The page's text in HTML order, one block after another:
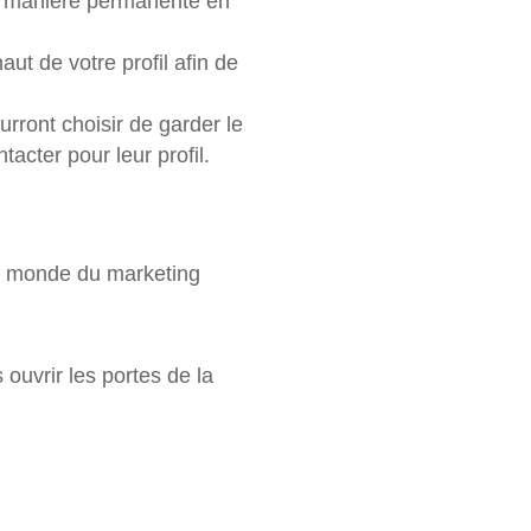
de votre profil afin de
choisir de garder le
pour leur profil.
du marketing
ouvrir les portes de la